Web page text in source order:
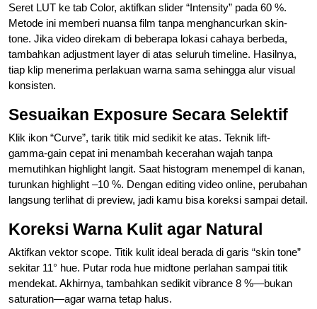
Seret LUT ke tab Color, aktifkan slider “Intensity” pada 60 %.
Metode ini memberi nuansa film tanpa menghancurkan skin-
tone. Jika video direkam di beberapa lokasi cahaya berbeda,
tambahkan adjustment layer di atas seluruh timeline. Hasilnya,
tiap klip menerima perlakuan warna sama sehingga alur visual
konsisten.
Sesuaikan Exposure Secara Selektif
Klik ikon “Curve”, tarik titik mid sedikit ke atas. Teknik lift-
gamma-gain cepat ini menambah kecerahan wajah tanpa
memutihkan highlight langit. Saat histogram menempel di kanan,
turunkan highlight –10 %. Dengan editing video online, perubahan
langsung terlihat di preview, jadi kamu bisa koreksi sampai detail.
Koreksi Warna Kulit agar Natural
Aktifkan vektor scope. Titik kulit ideal berada di garis “skin tone”
sekitar 11° hue. Putar roda hue midtone perlahan sampai titik
mendekat. Akhirnya, tambahkan sedikit vibrance 8 %—bukan
saturation—agar warna tetap halus.